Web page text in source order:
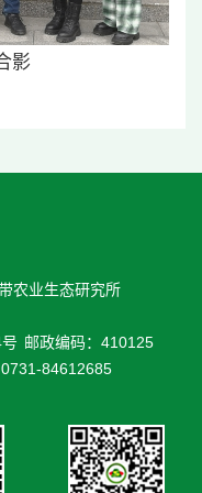
影
农业生态研究所
邮政编码：410125
84612685